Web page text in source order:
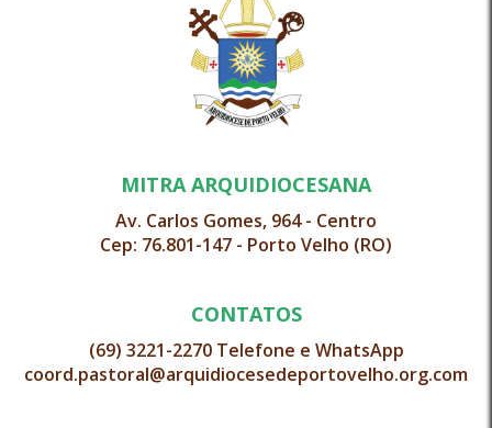
MITRA ARQUIDIOCESANA
Av. Carlos Gomes, 964 - Centro
Cep: 76.801-147 - Porto Velho (RO)
CONTATOS
(69) 3221-2270 Telefone e WhatsApp
coord.pastoral@arquidiocesedeportovelho.org.com